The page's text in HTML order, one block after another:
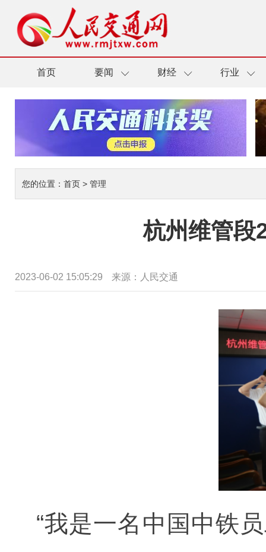
首页 要闻 财经 行业
您的位置： 首页 > 管理
杭州维管段
2023-06-02 15:05:29 来源： 人民交通
“我是一名中国中铁